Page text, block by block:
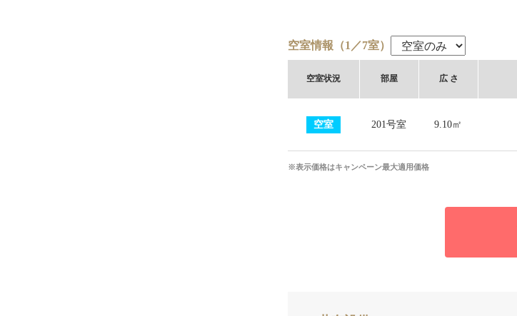
空室情報（1／7室）
空室状況 部屋 広 さ
空室 201号室 9.10㎡
※表示価格はキャンペーン最大適用価格